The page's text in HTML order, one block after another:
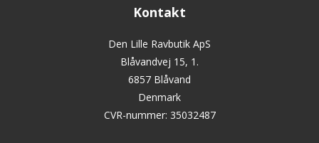
Kontakt
Den Lille Ravbutik ApS
Blåvandvej 15, 1.
6857 Blåvand
Denmark
CVR-nummer: 35032487